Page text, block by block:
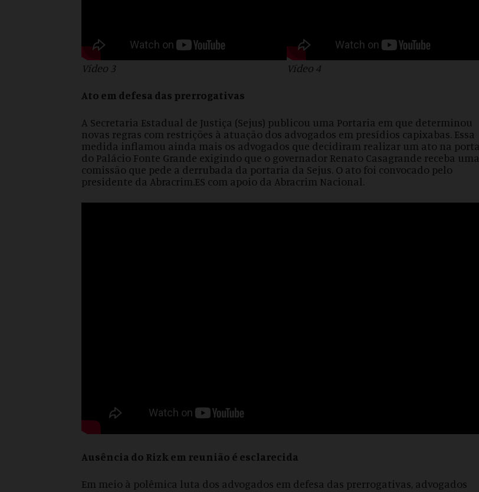
Vídeo 3 Vídeo 4
Ato em defesa das prerrogativas
A Secretaria Estadual de Justiça (Sejus) publicou uma Portaria em que determinou
novas regras com restrições à atuação dos advogados em presídios capixabas. Essa
medida inflamou ainda mais os advogados que decidiram realizar um ato na porta
do Palácio Fonte Grande exigindo que o governador Renato Casagrande receba uma
comissão que pede a derrubada da portaria da Sejus. O ato foi convocado pelo
presidente da Abracrim.ES com apoio da Abracrim Nacional.
Ausência do Rizk em reunião é esclarecida
Em meio à polêmica luta dos advogados em defesa das prerrogativas, advogados